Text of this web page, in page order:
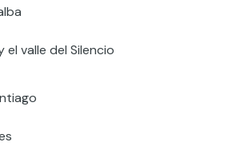
el valle del Silencio